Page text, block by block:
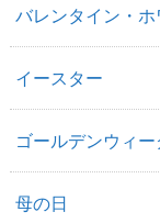
バレンタイン・
イースター
ゴールデンウィー
母の日